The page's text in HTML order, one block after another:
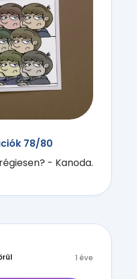
78/80
- Kanoda.
1 éve